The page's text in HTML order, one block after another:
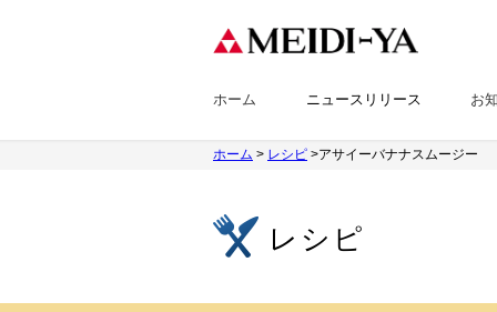
ホーム ニュースリリース お
ホーム > レシピ >アサイーバナナスムージー
レシピ